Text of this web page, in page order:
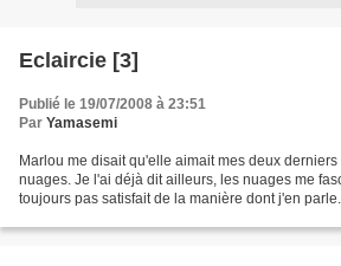
Eclaircie [3]
Publié le 19/07/2008 à 23:51
Par Yamasemi
Marlou me disait qu'elle aimait mes deux
nuages. Je l'ai déjà dit ailleurs, les nuages me
toujours pas satisfait de la manière dont j'en